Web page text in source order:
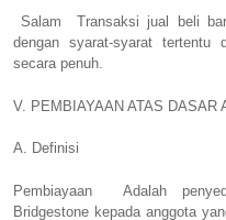
Salam
Transaksi jual beli
dengan syarat-syarat tertentu
secara penuh.
V. PEMBIAYAAN ATAS DASAR
A. Definisi
Pembiayaan
Adalah
Bridgestone kepada anggota